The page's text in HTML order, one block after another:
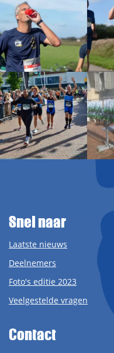
Snel naar
Laatste nieuws
Deelnemers
Foto's editie 2023
Veelgestelde vragen
Contact